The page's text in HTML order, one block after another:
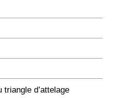
d’attelage